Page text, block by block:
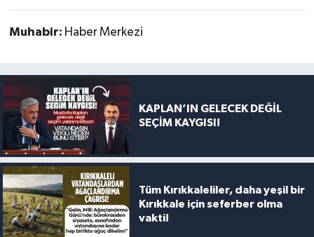
Muhabir: Haber Merkezi
KAPLAN’IN GELECEK DEĞİL
SEÇİM KAYGISI!
Tüm Kırıkkaleliler, daha yeşil bir
Kırıkkale için seferber olma
vakti!